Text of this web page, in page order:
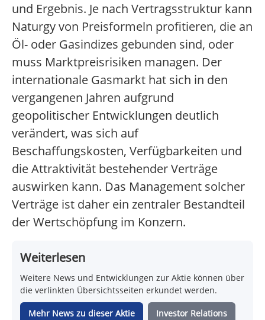
und Ergebnis. Je nach Vertragsstruktur kann
Naturgy von Preisformeln profitieren, die an
Öl- oder Gasindizes gebunden sind, oder
muss Marktpreisrisiken managen. Der
internationale Gasmarkt hat sich in den
vergangenen Jahren aufgrund
geopolitischer Entwicklungen deutlich
verändert, was sich auf
Beschaffungskosten, Verfügbarkeiten und
die Attraktivität bestehender Verträge
auswirken kann. Das Management solcher
Verträge ist daher ein zentraler Bestandteil
der Wertschöpfung im Konzern.
Weiterlesen
Weitere News und Entwicklungen zur Aktie können über
die verlinkten Übersichtsseiten erkundet werden.
Mehr News zu dieser Aktie Investor Relations